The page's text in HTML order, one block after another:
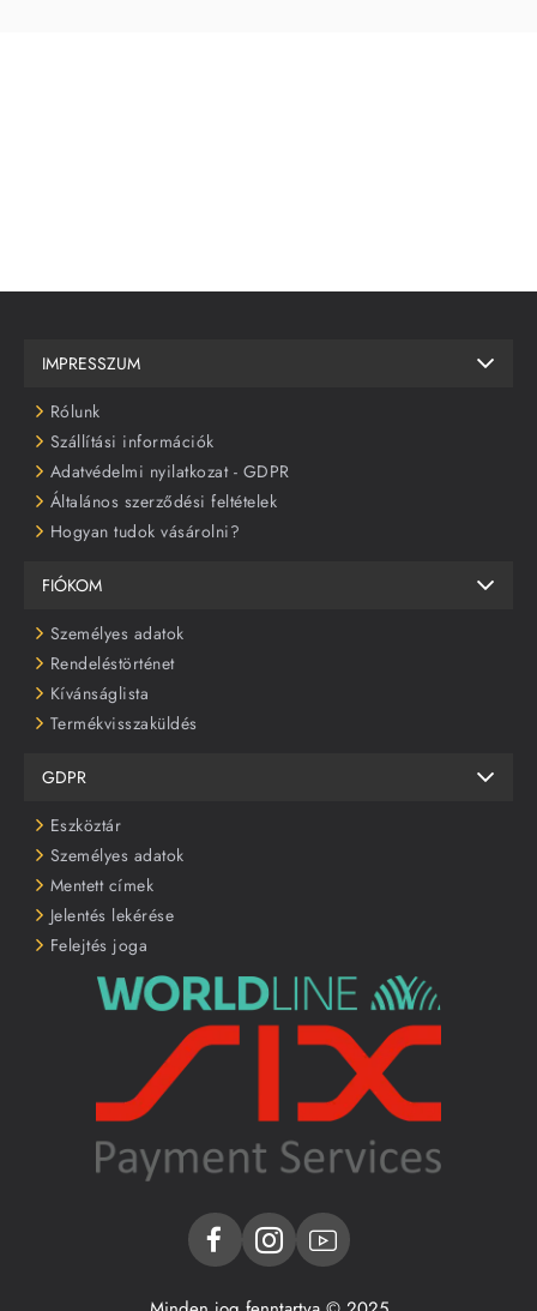
IMPRESSZUM
Rólunk
Szállítási információk
Adatvédelmi nyilatkozat - GDPR
Általános szerződési feltételek
Hogyan tudok vásárolni?
FIÓKOM
Személyes adatok
Rendeléstörténet
Kívánságlista
Termékvisszaküldés
GDPR
Eszköztár
Személyes adatok
Mentett címek
Jelentés lekérése
Felejtés joga